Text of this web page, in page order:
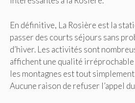
En définitive, La Rosière est la
passer des courts séjours sans
d’hiver. Les activités sont
affichent une qualité irréprochable
les montagnes est tout
Aucune raison de refuser l’appel